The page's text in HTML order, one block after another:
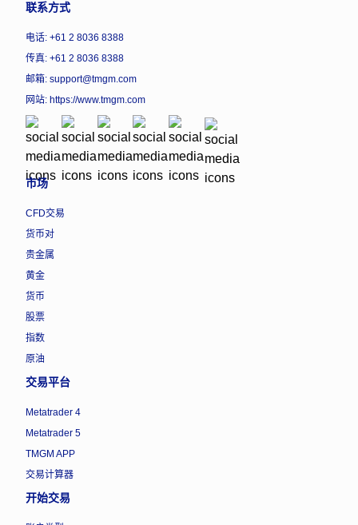
联系方式
电话: +61 2 8036 8388
传真: +61 2 8036 8388
邮箱: support@tmgm.com
网站: https://www.tmgm.com
市场
CFD交易
货币对
贵金属
黄金
货币
股票
指数
原油
交易平台
Metatrader 4
Metatrader 5
TMGM APP
交易计算器
开始交易